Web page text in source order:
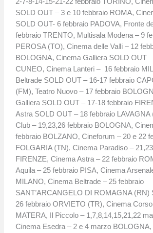
SOLD OUT – 3 e 10 febbraio ROMA,
SOLD OUT- 6 febbraio PADOVA, Fronte
febbraio TRENTO, Multisala Modena – 9
PEROSA (TO), Cinema delle Valli – 12
BOLOGNA, Cinema Galliera SOLD OUT
CUNEO, Cinema Lanteri – 16 febbraio
Beltrade SOLD OUT – 16-17 febbraio
(FM), Teatro Nuovo – 17 febbraio
Galliera SOLD OUT – 17-18 febbraio
Astra SOLD OUT – 18 febbraio LAVAGNA
Club – 19,23,26 febbraio BOLOGNA,
febbraio BOLZANO, Cineforum – 20 e 22
FOLGARIA (TN), Cinema Paradiso –
FIRENZE, Cinema Astra – 22 febbraio
Aquila – 25 febbraio PISA, Cinema
MILANO, Cinema Beltrade – 25 febbraio
SANT’ARCANGELO DI ROMAGNA (RN)
26 febbraio ORVIETO (TR), Cinema
MATERA, Il Piccolo – 1,7,8,14,15,21,22
Cinema Esedra – 2 e 4 marzo